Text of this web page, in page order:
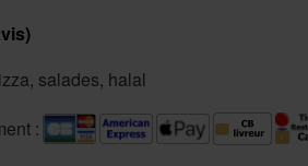
salades, halal
: